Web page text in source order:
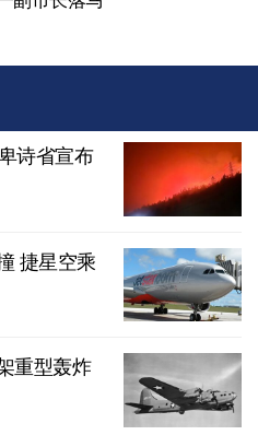
诗省宣布
捷星空乘
重型轰炸